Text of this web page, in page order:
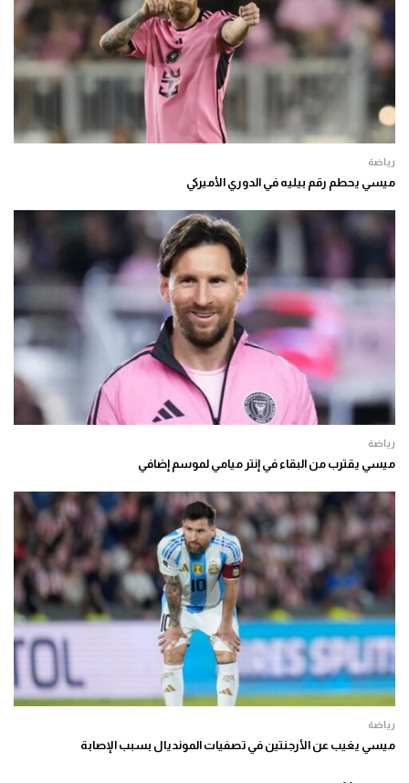
رياضة
ميسي يحطم رقم بيليه في الدوري الأميركي
رياضة
ميسي يقترب من البقاء في إنتر ميامي لموسم إضافي
رياضة
ميسي يغيب عن الأرجنتين في تصفيات المونديال بسبب الإصابة